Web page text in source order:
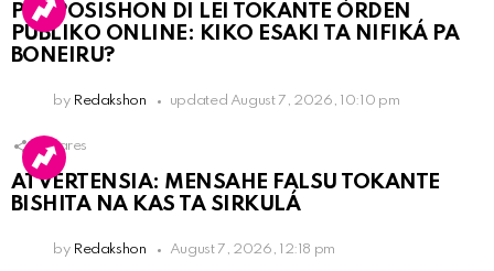
PROPOSISHON DI LEI TOKANTE ÒRDEN
PÚBLIKO ONLINE: KIKO ESAKI TA NIFIKÁ PA
BONEIRU?
by Redakshon updated August 7, 2026, 10:10 pm
Shares
ATVERTENSIA: MENSAHE FALSU TOKANTE
BISHITA NA KAS TA SIRKULÁ
by Redakshon August 7, 2026, 12:18 pm